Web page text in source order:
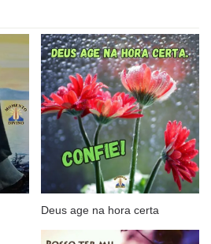
Deus age na hora certa